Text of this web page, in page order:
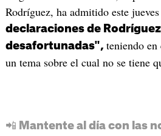
Rodríguez, ha admitido este
declaraciones de
desafortunadas", teniendo en
un tema sobre el cual no se tiene
📲 Mantente al día con las